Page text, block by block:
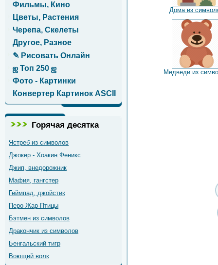
Фильмы, Кино
Цветы, Растения
Черепа, Скелеты
Другое, Разное
✎ Рисовать Онлайн
ஜ Топ 250 ஜ
Фото - Картинки
Конвертер Картинок ASCII
Горячая десятка
Ястреб из символов
Джокер - Хоакин Феникс
Джип, внедорожник
Мафия, гангстер
Геймпад, джойстик
Перо Жар-Птицы
Бэтмен из символов
Дракончик из символов
Бенгальский тигр
Воющий волк
Дома из
Медведи из